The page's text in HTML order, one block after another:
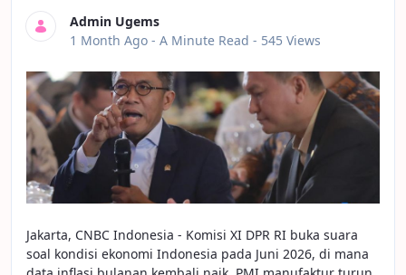
Admin Ugems
Published Date
1 Month Ago - A Minute Read - 545 Views
Jakarta, CNBC Indonesia - Komisi XI DPR RI buka suara
soal kondisi ekonomi Indonesia pada Juni 2026, di mana